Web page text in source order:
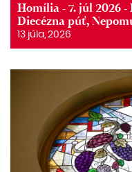
Homília - 7. júl 2026 -
Diecézna púť,
13 júla, 2026